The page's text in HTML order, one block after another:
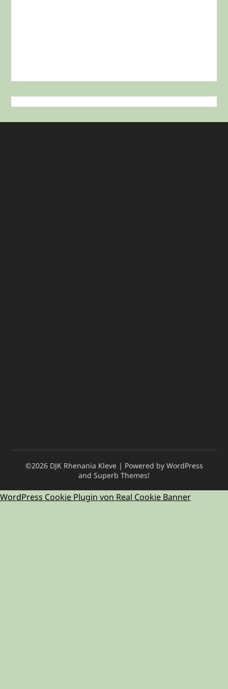
©2026 DJK Rhenania Kleve | Powered by WordPress
and Superb Themes!
WordPress Cookie Plugin von Real Cookie Banner